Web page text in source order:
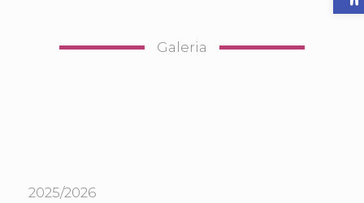
Galeria
2025/2026